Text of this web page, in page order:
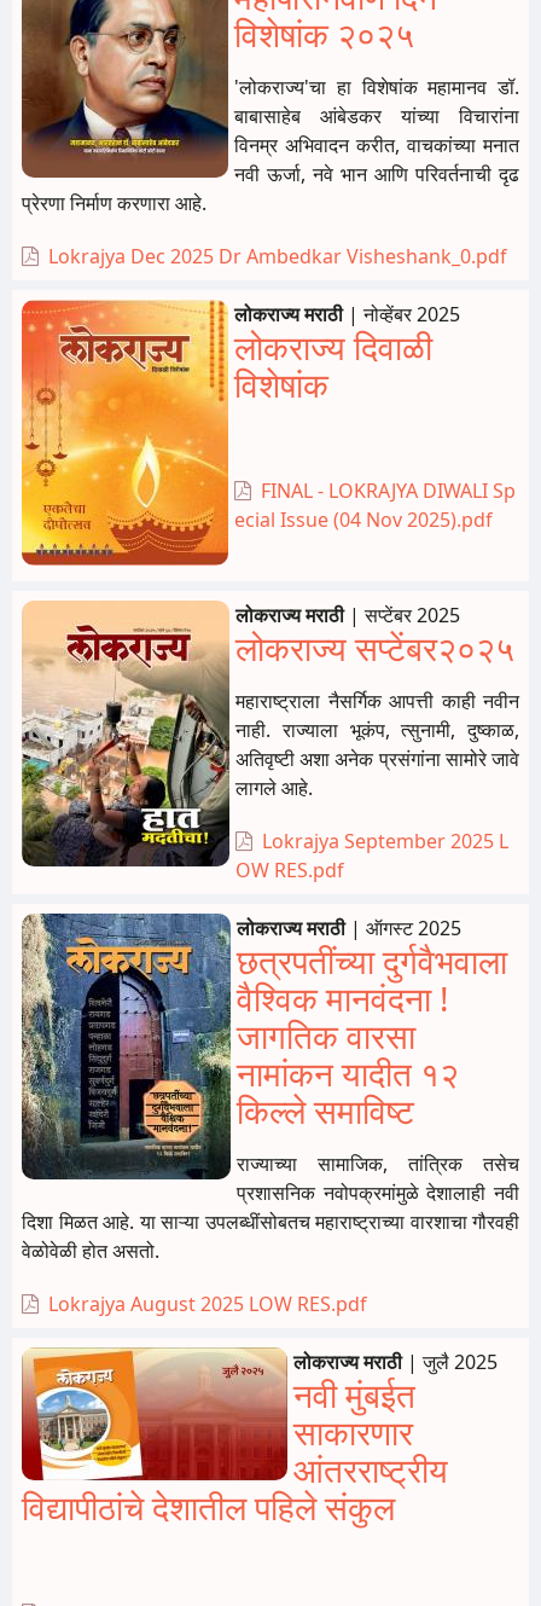
विशेषांक २०२५
'लोकराज्य'चा हा विशेषांक महामानव डॉ.
बाबासाहेब आंबेडकर यांच्या विचारांना
विनम्र अभिवादन करीत, वाचकांच्या मनात
नवी ऊर्जा, नवे भान आणि परिवर्तनाची दृढ
प्रेरणा निर्माण करणारा आहे.
Lokrajya Dec 2025 Dr Ambedkar Visheshank_0.pdf
लोकराज्य मराठी|नोव्हेंबर 2025
लोकराज्य दिवाळी
विशेषांक
FINAL - LOKRAJYA DIWALI Sp
ecial Issue (04 Nov 2025).pdf
लोकराज्य मराठी|सप्टेंबर 2025
लोकराज्य सप्टेंबर२०२५
महाराष्ट्राला नैसर्गिक आपत्ती काही नवीन
नाही. राज्याला भूकंप, त्सुनामी, दुष्काळ,
अतिवृष्टी अशा अनेक प्रसंगांना सामोरे जावे
लागले आहे.
Lokrajya September 2025 L
OW RES.pdf
लोकराज्य मराठी| ऑगस्ट 2025
छत्रपतींच्या दुर्गवैभवाला
वैश्विक मानवंदना !
जागतिक वारसा
नामांकन यादीत १२
किल्ले समाविष्ट
राज्याच्या सामाजिक, तांत्रिक तसेच
प्रशासनिक नवोपक्रमांमुळे देशालाही नवी
दिशा मिळत आहे. या साऱ्या उपलब्धींसोबतच महाराष्ट्राच्या वारशाचा गौरवही
वेळोवेळी होत असतो.
Lokrajya August 2025 LOW RES.pdf
लोकराज्य मराठी|जुलै 2025
नवी मुंबईत
साकारणार
आंतरराष्ट्रीय
विद्यापीठांचे देशातील पहिले संकुल